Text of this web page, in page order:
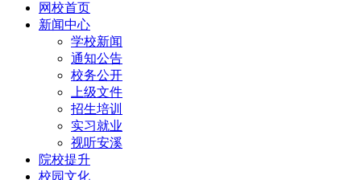
网校首页
新闻中心
学校新闻
通知公告
校务公开
上级文件
招生培训
实习就业
视听安溪
院校提升
校园文化